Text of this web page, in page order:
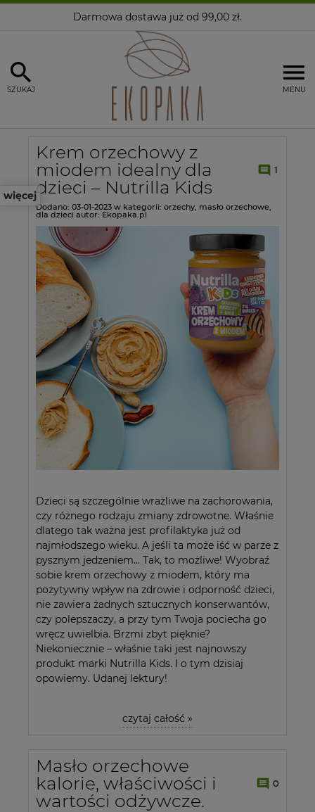
Darmowa dostawa już od 99,00 zł.
MENU
SZUKAJ
więcej
Krem orzechowy z
miodem idealny dla
dzieci – Nutrilla Kids
1
Dodano: 03-01-2023 w kategorii: orzechy, masło orzechowe,
dla dzieci autor: Ekopaka.pl
Dzieci są szczególnie wrażliwe na zachorowania,
czy różnego rodzaju zmiany zdrowotne. Właśnie
dlatego tak ważna jest profilaktyka już od
najmłodszego wieku. A jeśli ta może iść w parze z
pysznym jedzeniem… Tak, to możliwe! Wyobraź
sobie krem orzechowy z miodem, który ma
pozytywny wpływ na zdrowie i odporność dzieci,
nie zawiera żadnych sztucznych konserwantów,
czy polepszaczy, a przy tym Twoja pociecha go
wręcz uwielbia. Brzmi zbyt pięknie?
Niekoniecznie – właśnie taki jest najnowszy
produkt marki Nutrilla Kids. I o tym dzisiaj
opowiemy. Udanej lektury!
czytaj całość »
Masło orzechowe
kalorie, właściwości i
wartości odżywcze.
0